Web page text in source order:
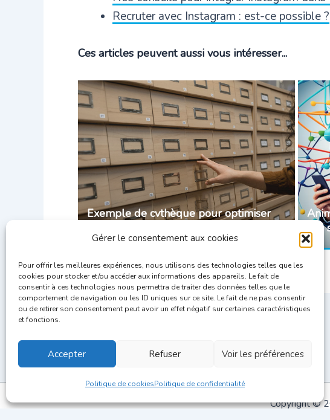
Gérer le consentement aux cookies
Pour offrir les meilleures expériences, nous utilisons des technologies telles que les
cookies pour stocker et/ou accéder aux informations des appareils. Le fait de
consentir à ces technologies nous permettra de traiter des données telles que le
comportement de navigation ou les ID uniques sur ce site. Le fait de ne pas consentir
ou de retirer son consentement peut avoir un effet négatif sur certaines caractéristiques
et fonctions.
Accepter Refuser Voir les préférences
Politique de cookiesPolitique de confidentialité
Recruter avec Instagram : est-ce possible ?
Ces articles peuvent aussi vous intéresser...
Exemple de cvthèque pour optimiser
Copyright ©